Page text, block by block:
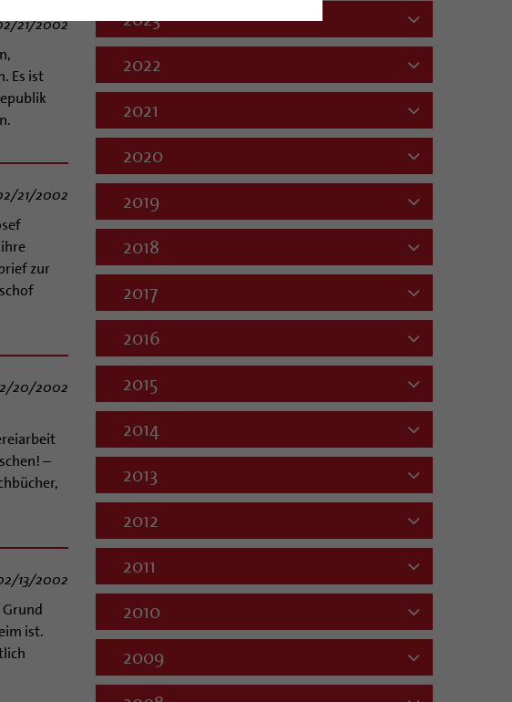
21/2002
Es ist
21/2002
zur
20/2002
–
13/2002
ist.
2023
2022
2021
2020
2019
2018
2017
2016
2015
2014
2013
2012
2011
2010
2009